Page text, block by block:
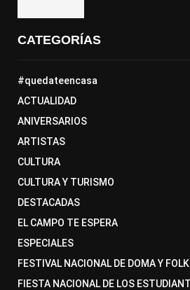
CATEGORÍAS
#quedateencasa
ACTUALIDAD
ANIVERSARIOS
ARTISTAS
CULTURA
CULTURA Y TURISMO
DESTACADAS
EL CAMPO TE ESPERA
ESPECIALES
FESTIVAL NACIONAL DE DOMA Y
FIESTA NACIONAL DE LOS